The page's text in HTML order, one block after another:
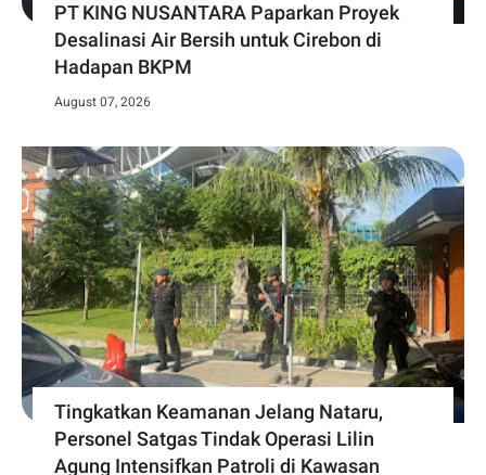
PT KING NUSANTARA Paparkan Proyek
Desalinasi Air Bersih untuk Cirebon di
Hadapan BKPM
August 07, 2026
Tingkatkan Keamanan Jelang Nataru,
Personel Satgas Tindak Operasi Lilin
Agung Intensifkan Patroli di Kawasan